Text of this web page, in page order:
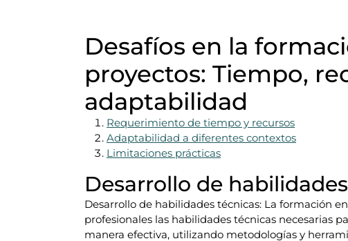
Desafíos en la
proyectos: Tiempo,
adaptabilidad
Requerimiento de tiempo y recursos
Adaptabilidad a diferentes contextos
Limitaciones prácticas
Desarrollo de
Desarrollo de habilidades técnicas: La formación
profesionales las habilidades técnicas necesarias
manera efectiva, utilizando metodologías y